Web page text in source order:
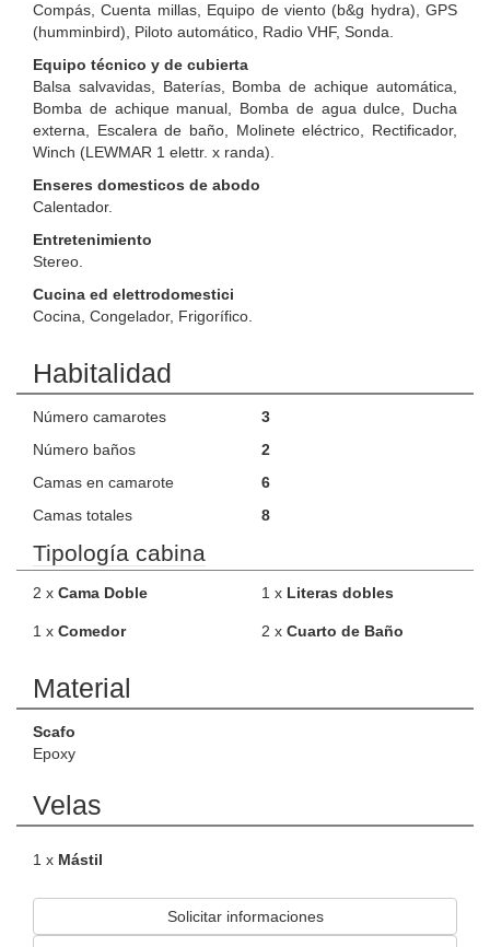
Compás, Cuenta millas, Equipo de viento (b&g hydra), GPS
(humminbird), Piloto automático, Radio VHF, Sonda.
Equipo técnico y de cubierta
Balsa salvavidas, Baterías, Bomba de achique automática,
Bomba de achique manual, Bomba de agua dulce, Ducha
externa, Escalera de baño, Molinete eléctrico, Rectificador,
Winch (LEWMAR 1 elettr. x randa).
Enseres domesticos de abodo
Calentador.
Entretenimiento
Stereo.
Cucina ed elettrodomestici
Cocina, Congelador, Frigorífico.
Habitalidad
Número camarotes
3
Número baños
2
Camas en camarote
6
Camas totales
8
Tipología cabina
2 x Cama Doble 1 x Literas dobles
1 x Comedor 2 x Cuarto de Baño
Material
Scafo
Epoxy
Velas
1 x Mástil
Solicitar informaciones